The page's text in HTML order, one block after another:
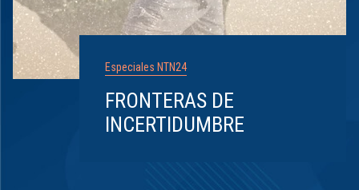
Especiales NTN24
FRONTERAS DE
INCERTIDUMBRE